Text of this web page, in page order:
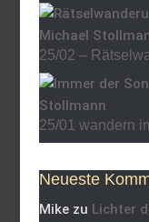
25/02 –
25/01 wandern
Neueste
Mikezu Lichter